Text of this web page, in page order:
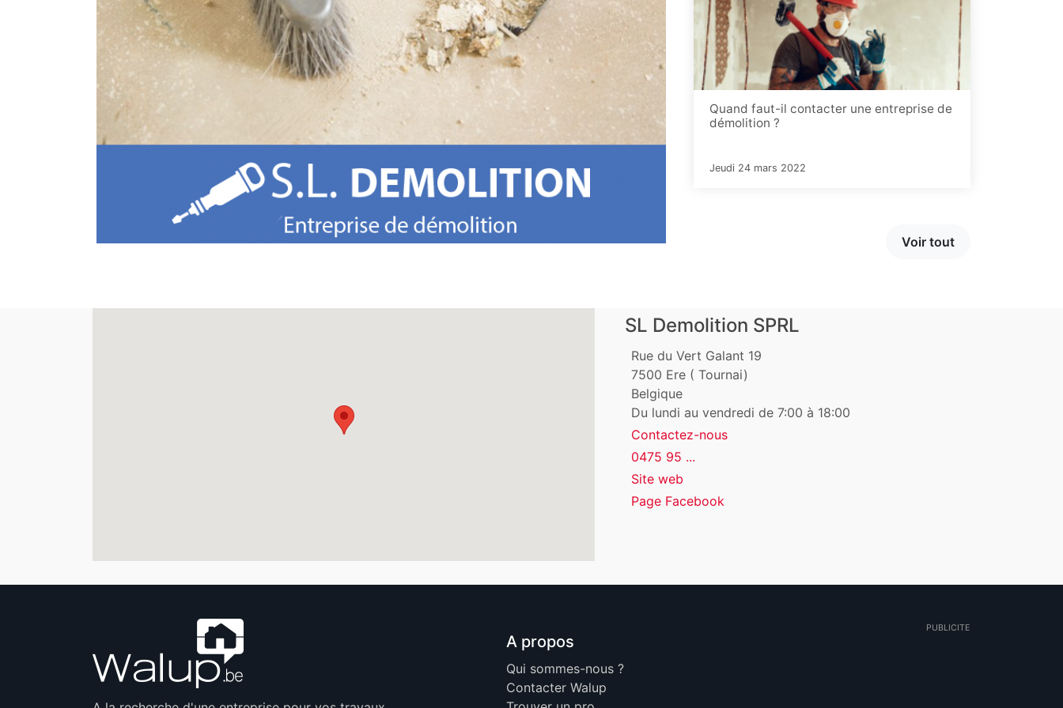
Quand faut-il contacter une entreprise de
démolition ?
Jeudi 24 mars 2022
Voir tout
SL Demolition SPRL
Rue du Vert Galant 19
7500 Ere ( Tournai)
Belgique
Du lundi au vendredi de 7:00 à 18:00
Contactez-nous
0475 95 ...
Site web
Page Facebook
A propos
Qui sommes-nous ?
Contacter Walup
PUBLICITE